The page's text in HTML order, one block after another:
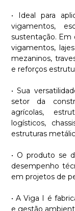
• Ideal para
vigamentos,
sustentação. Em
vigamentos,
mezaninos,
e reforços
• Sua
setor da
agrícolas,
logísticos,
estruturas
• O produto se
desempenho
em projetos de
• A Viga I é
e gestão